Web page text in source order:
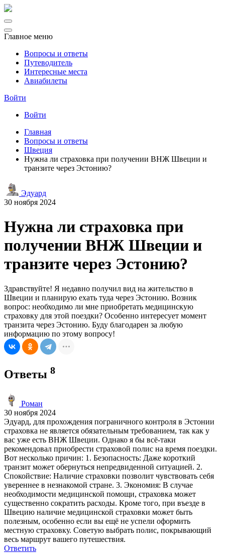
Главное меню
Вопросы и ответы
Путеводитель
Интересные места
Авиабилеты
Войти
Войти
Главная
Вопросы и ответы
Швеция
Нужна ли страховка при получении ВНЖ Швеции и
транзите через Эстонию?
Эдуард
30 ноября 2024
Нужна ли страховка при
получении ВНЖ Швеции и
транзите через Эстонию?
Здравствуйте! Я недавно получил вид на жительство в
Швеции и планирую ехать туда через Эстонию. Возник
вопрос: необходимо ли мне приобретать медицинскую
страховку для этой поездки? Особенно интересует момент
транзита через Эстонию. Буду благодарен за любую
информацию по этому вопросу!
Ответы 8
Роман
30 ноября 2024
Эдуард, для прохождения пограничного контроля в Эстонии
страховка не является обязательным требованием, так как у
вас уже есть ВНЖ Швеции. Однако я бы всё-таки
рекомендовал приобрести страховой полис на время поездки.
Вот несколько причин: 1. Безопасность: Даже короткий
транзит может обернуться непредвиденной ситуацией. 2.
Спокойствие: Наличие страховки позволит чувствовать себя
увереннее в незнакомой стране. 3. Экономия: В случае
необходимости медицинской помощи, страховка может
существенно сократить расходы. Кроме того, при въезде в
Швецию наличие медицинской страховки может быть
полезным, особенно если вы ещё не успели оформить
местную страховку. Советую выбрать полис, покрывающий
весь маршрут вашего путешествия.
Ответить